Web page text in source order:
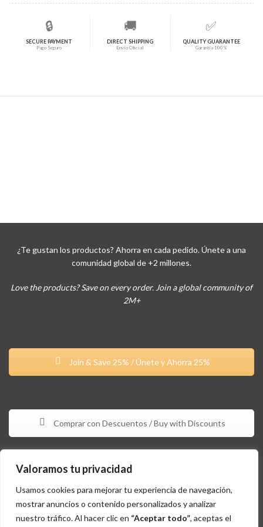
Valoramos tu privacidad
Usamos cookies para mejorar tu experiencia de navegación,
mostrar anuncios o contenido personalizados y analizar
nuestro tráfico. Al hacer clic en “Aceptar todo”, aceptas el
🔒
SECURE PAYMENT
Pago Seguro
🚚
DIRECT SHIPPING
Envío Oficial
✅
QUALITY GUARANTEE
Garantía 100%
¿Te gustan los productos? Ahorra en cada pedido. Únete a una
comunidad global de +2 millones.
Love the products? Save on every order. Join a global community of
2M+
Join & Save 25% / Únete y Ahorra 25%
Comprar con Descuentos / Buy with Discounts